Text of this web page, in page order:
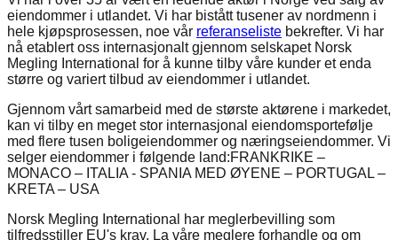
eiendommer i utlandet. Vi har bistått tusener av nordmenn i
hele kjøpsprosessen, noe vår referanseliste bekrefter. Vi har
nå etablert oss internasjonalt gjennom selskapet Norsk
Megling International for å kunne tilby våre kunder et enda
større og variert tilbud av eiendommer i utlandet.
Gjennom vårt samarbeid med de største aktørene i markedet,
kan vi tilby en meget stor internasjonal eiendomsportefølje
med flere tusen boligeiendommer og næringseiendommer. Vi
selger eiendommer i følgende land:FRANKRIKE –
MONACO – ITALIA - SPANIA MED ØYENE – PORTUGAL –
KRETA – USA
Norsk Megling International har meglerbevilling som
tilfredsstiller EU's krav. La våre meglere forhandle og om